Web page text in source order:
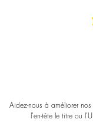
Aidez-nous à améliorer
l'en-tête le titre ou